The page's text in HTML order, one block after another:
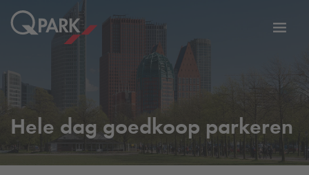
Hele dag goedkoop parkeren